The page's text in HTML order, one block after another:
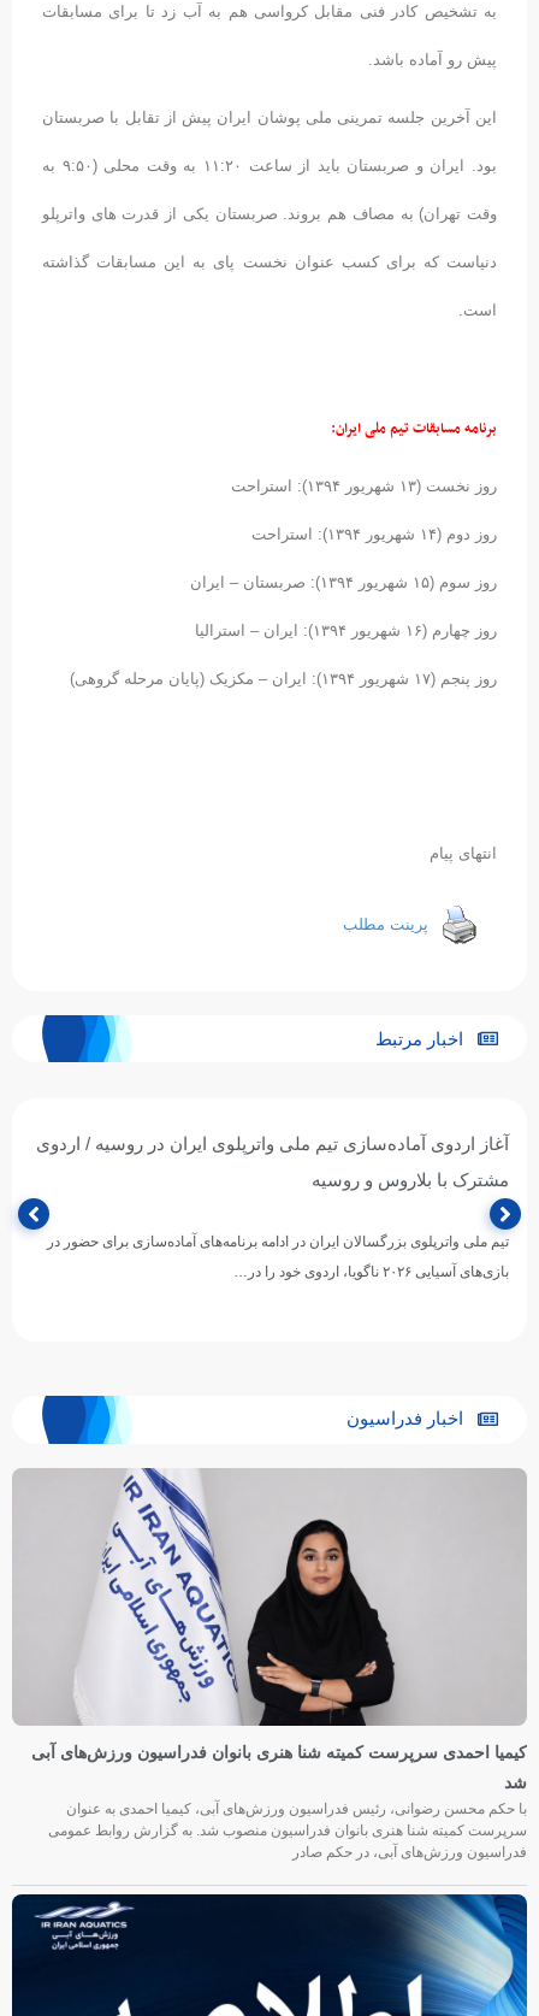
به تشخیص کادر فنی مقابل کرواسی هم به آب زد تا برای مسابقات
پیش رو آماده باشد.
این آخرین جلسه تمرینی ملی پوشان ایران پیش از تقابل با صربستان
بود. ایران و صربستان باید از ساعت ۱۱:۲۰ به وقت محلی (۹:۵۰ به
وقت تهران) به مصاف هم بروند. صربستان یکی از قدرت های واترپلو
دنیاست که برای کسب عنوان نخست پای به این مسابقات گذاشته
است.
برنامه مسابقات تیم ملی ایران:
روز نخست (۱۳ شهریور ۱۳۹۴): استراحت
روز دوم (۱۴ شهریور ۱۳۹۴): استراحت
روز سوم (۱۵ شهریور ۱۳۹۴): صربستان – ایران
روز چهارم (۱۶ شهریور ۱۳۹۴): ایران – استرالیا
روز پنجم (۱۷ شهریور ۱۳۹۴): ایران – مکزیک (پایان مرحله گروهی)
انتهای پیام
پرینت مطلب
اخبار مرتبط
آغاز اردوی آماده‌سازی تیم ملی واترپلوی ایران در روسیه / اردوی
مشترک با بلاروس و روسیه
تیم ملی واترپلوی بزرگسالان ایران در ادامه برنامه‌های آماده‌سازی برای حضور در
بازی‌های آسیایی ۲۰۲۶ ناگویا، اردوی خود را در…
اخبار فدراسیون
کیمیا احمدی سرپرست کمیته شنا هنری بانوان فدراسیون ورزش‌های آبی
شد
با حکم محسن رضوانی، رئیس فدراسیون ورزش‌های آبی، کیمیا احمدی به عنوان
سرپرست کمیته شنا هنری بانوان فدراسیون منصوب شد. به گزارش روابط عمومی
فدراسیون ورزش‌های آبی، در حکم صادر